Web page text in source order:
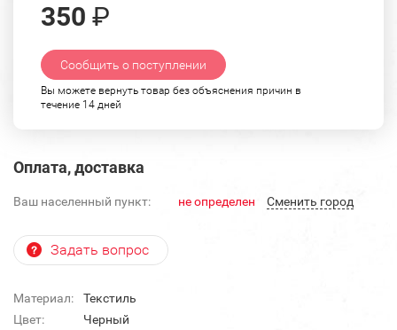
350 ₽
Сообщить о поступлении
Вы можете вернуть товар без объяснения причин в
течение 14 дней
Оплата, доставка
Ваш населенный пункт: не определен Cменить город
Задать вопрос
Материал:
Текстиль
Цвет:
Черный